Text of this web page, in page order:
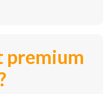
premium